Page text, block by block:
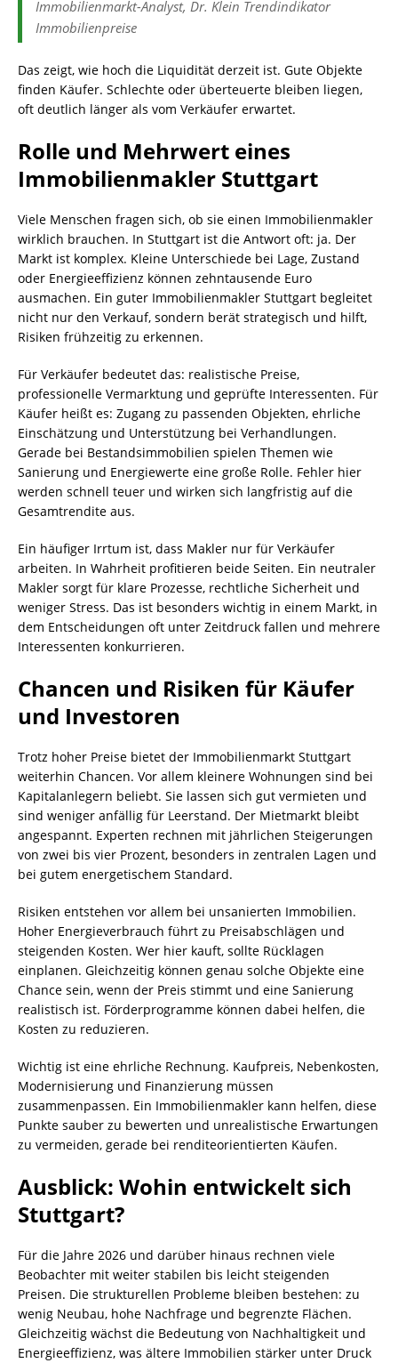
Immobilienmarkt-Analyst, Dr. Klein Trendindikator
Immobilienpreise
Das zeigt, wie hoch die Liquidität derzeit ist. Gute Objekte
finden Käufer. Schlechte oder überteuerte bleiben liegen,
oft deutlich länger als vom Verkäufer erwartet.
Rolle und Mehrwert eines
Immobilienmakler Stuttgart
Viele Menschen fragen sich, ob sie einen Immobilienmakler
wirklich brauchen. In Stuttgart ist die Antwort oft: ja. Der
Markt ist komplex. Kleine Unterschiede bei Lage, Zustand
oder Energieeffizienz können zehntausende Euro
ausmachen. Ein guter Immobilienmakler Stuttgart begleitet
nicht nur den Verkauf, sondern berät strategisch und hilft,
Risiken frühzeitig zu erkennen.
Für Verkäufer bedeutet das: realistische Preise,
professionelle Vermarktung und geprüfte Interessenten. Für
Käufer heißt es: Zugang zu passenden Objekten, ehrliche
Einschätzung und Unterstützung bei Verhandlungen.
Gerade bei Bestandsimmobilien spielen Themen wie
Sanierung und Energiewerte eine große Rolle. Fehler hier
werden schnell teuer und wirken sich langfristig auf die
Gesamtrendite aus.
Ein häufiger Irrtum ist, dass Makler nur für Verkäufer
arbeiten. In Wahrheit profitieren beide Seiten. Ein neutraler
Makler sorgt für klare Prozesse, rechtliche Sicherheit und
weniger Stress. Das ist besonders wichtig in einem Markt, in
dem Entscheidungen oft unter Zeitdruck fallen und mehrere
Interessenten konkurrieren.
Chancen und Risiken für Käufer
und Investoren
Trotz hoher Preise bietet der Immobilienmarkt Stuttgart
weiterhin Chancen. Vor allem kleinere Wohnungen sind bei
Kapitalanlegern beliebt. Sie lassen sich gut vermieten und
sind weniger anfällig für Leerstand. Der Mietmarkt bleibt
angespannt. Experten rechnen mit jährlichen Steigerungen
von zwei bis vier Prozent, besonders in zentralen Lagen und
bei gutem energetischem Standard.
Risiken entstehen vor allem bei unsanierten Immobilien.
Hoher Energieverbrauch führt zu Preisabschlägen und
steigenden Kosten. Wer hier kauft, sollte Rücklagen
einplanen. Gleichzeitig können genau solche Objekte eine
Chance sein, wenn der Preis stimmt und eine Sanierung
realistisch ist. Förderprogramme können dabei helfen, die
Kosten zu reduzieren.
Wichtig ist eine ehrliche Rechnung. Kaufpreis, Nebenkosten,
Modernisierung und Finanzierung müssen
zusammenpassen. Ein Immobilienmakler kann helfen, diese
Punkte sauber zu bewerten und unrealistische Erwartungen
zu vermeiden, gerade bei renditeorientierten Käufen.
Ausblick: Wohin entwickelt sich
Stuttgart?
Für die Jahre 2026 und darüber hinaus rechnen viele
Beobachter mit weiter stabilen bis leicht steigenden
Preisen. Die strukturellen Probleme bleiben bestehen: zu
wenig Neubau, hohe Nachfrage und begrenzte Flächen.
Gleichzeitig wächst die Bedeutung von Nachhaltigkeit und
Energieeffizienz, was ältere Immobilien stärker unter Druck